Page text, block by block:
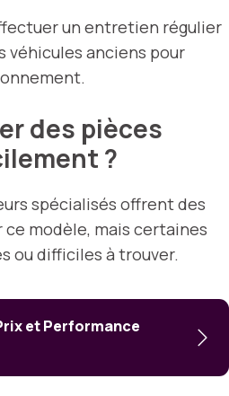
un entretien régulier
véhicules anciens pour
des pièces
?
spécialisés offrent des
modèle, mais certaines
ou difficiles à trouver.
et Performance